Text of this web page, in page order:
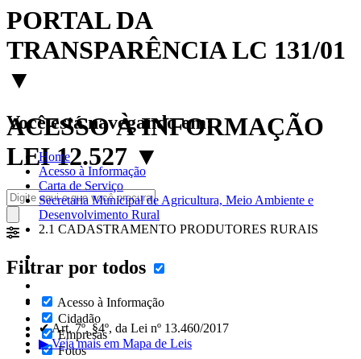
PORTAL DA
TRANSPARÊNCIA LC 131/01
▼
ACESSO À INFORMAÇÃO
LEI 12.527 ▼
Filtrar por todos
Acesso à Informação
Cidadão
Empresas
Fotos
Você está navegando em:
Home
Acesso à Informação
Carta de Serviço
Secretaria Municipal de Agricultura, Meio Ambiente e
Desenvolvimento Rural
2.1 CADASTRAMENTO PRODUTORES RURAIS
✔ Art. 7º, §4º, da Lei nº 13.460/2017
▶ Veja mais em Mapa de Leis